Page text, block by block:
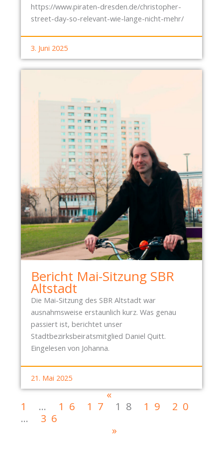
https://www.piraten-dresden.de/christopher-
street-day-so-relevant-wie-lange-nicht-mehr/
3. Juni 2025
Bericht Mai-Sitzung SBR
Altstadt
Die Mai-Sitzung des SBR Altstadt war
ausnahmsweise erstaunlich kurz. Was genau
passiert ist, berichtet unser
Stadtbezirksbeiratsmitglied Daniel Quitt.
Eingelesen von Johanna.
21. Mai 2025
«
1
… 16 17 18 19
20
…
36
»